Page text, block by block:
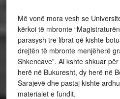
Më vonë mora vesh se
kërkoi të mbronte
parasysh tre librat që kishte
drejtën të mbronte menjëherë
Shkencave”. Ai kshte shkuar
herë në Bukuresht, dy herë në
Sarajevë dhe pastaj kishte
materialet e fundit.